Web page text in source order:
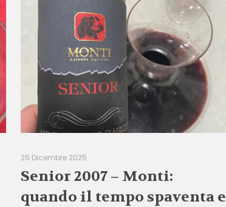
26 Dicembre 2025
Senior 2007 – Monti:
quando il tempo spaventa e